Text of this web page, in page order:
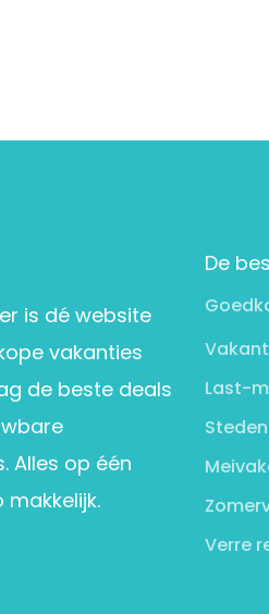
is dé website
vakanties
de beste deals
Alles op één
makkelijk.
De
Last-
Verre